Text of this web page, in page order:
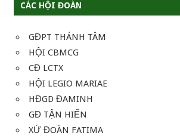
CÁC HỘI ĐOÀN
GĐPT THÁNH TÂM
HỘI CBMCG
CĐ LCTX
HỘI LEGIO MARIAE
HĐGD ĐAMINH
GĐ TẬN HIẾN
XỨ ĐOÀN FATIMA